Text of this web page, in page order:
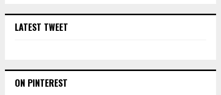
LATEST TWEET
ON PINTEREST